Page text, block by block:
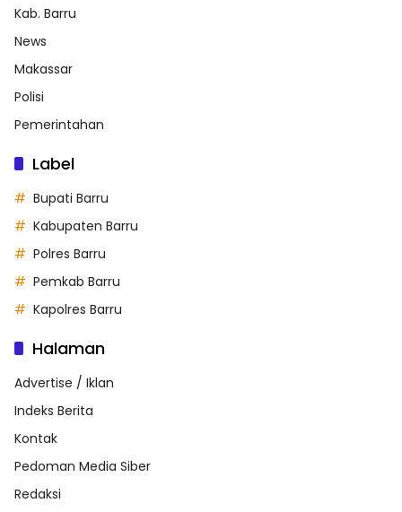
Kab. Barru
News
Makassar
Polisi
Pemerintahan
Label
Bupati Barru
Kabupaten Barru
Polres Barru
Pemkab Barru
Kapolres Barru
Halaman
Advertise / Iklan
Indeks Berita
Kontak
Pedoman Media Siber
Redaksi